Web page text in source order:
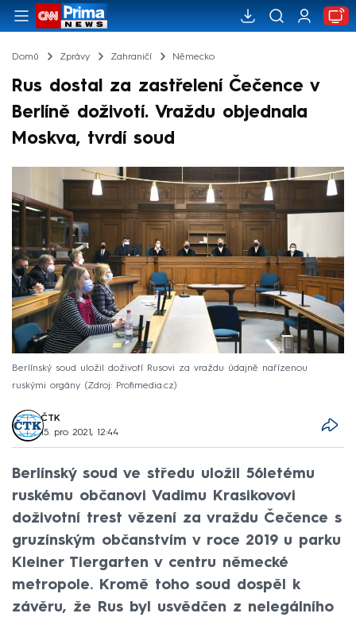
Domů Zprávy Zahraničí Německo
Rus dostal za zastřelení Čečence v
Berlíně doživotí. Vraždu objednala
Moskva, tvrdí soud
Berlínský soud uložil doživotí Rusovi za vraždu údajně nařízenou
ruskými orgány
Zdroj: Profimedia.cz
ČTK
15. pro 2021, 12:44
Berlínský soud ve středu uložil 56letému
ruskému občanovi Vadimu Krasikovovi
doživotní trest vězení za vraždu Čečence s
gruzínským občanstvím v roce 2019 u parku
Kleiner Tiergarten v centru německé
metropole. Kromě toho soud dospěl k
závěru, že Rus byl usvědčen z nelegálního